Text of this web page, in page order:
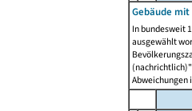
Gebäude
In bundesweit
ausgewählt
Abweichungen